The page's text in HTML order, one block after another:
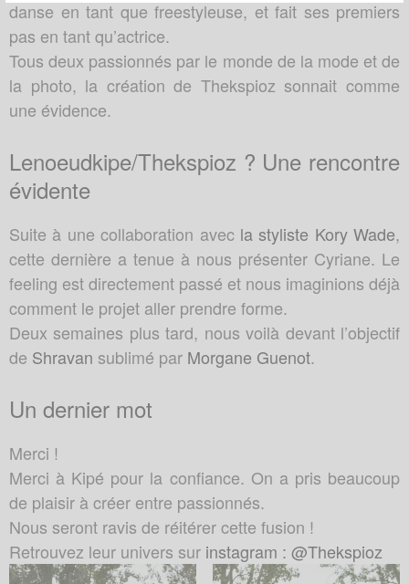
danse en tant que freestyleuse, et fait ses premiers
pas en tant qu’actrice.
Tous deux passionnés par le monde de la mode et de
la photo, la création de Thekspioz sonnait comme
une évidence.
Lenoeudkipe/Thekspioz ? Une rencontre
évidente
Suite à une collaboration avec la styliste Kory Wade,
cette dernière a tenue à nous présenter Cyriane. Le
feeling est directement passé et nous imaginions déjà
comment le projet aller prendre forme.
Deux semaines plus tard, nous voilà devant l’objectif
de Shravan sublimé par Morgane Guenot.
Un dernier mot
Merci !
Merci à Kipé pour la confiance. On a pris beaucoup
de plaisir à créer entre passionnés.
Nous seront ravis de réitérer cette fusion !
Retrouvez leur univers sur instagram : @Thekspioz